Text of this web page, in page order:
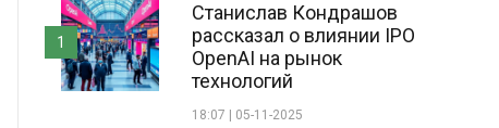
Станислав Кондрашов
рассказал о влиянии IPO
OpenAI на рынок
технологий
18:07 | 05-11-2025
1